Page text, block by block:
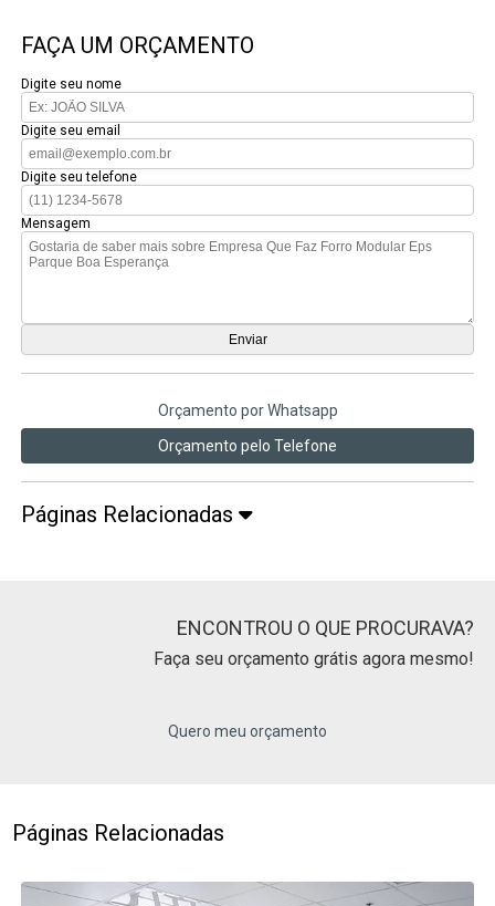
FAÇA UM ORÇAMENTO
Digite seu nome
Digite seu email
Digite seu telefone
Mensagem
Orçamento por Whatsapp
Orçamento pelo Telefone
Páginas Relacionadas
ENCONTROU O QUE PROCURAVA?
Faça seu orçamento grátis agora mesmo!
Quero meu orçamento
Páginas Relacionadas